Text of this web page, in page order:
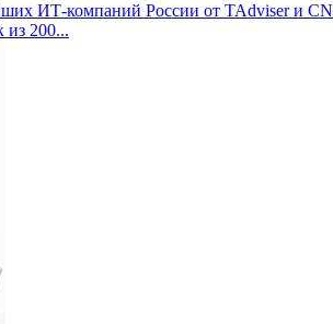
ИТ‑компаний России от TAdviser и
200...